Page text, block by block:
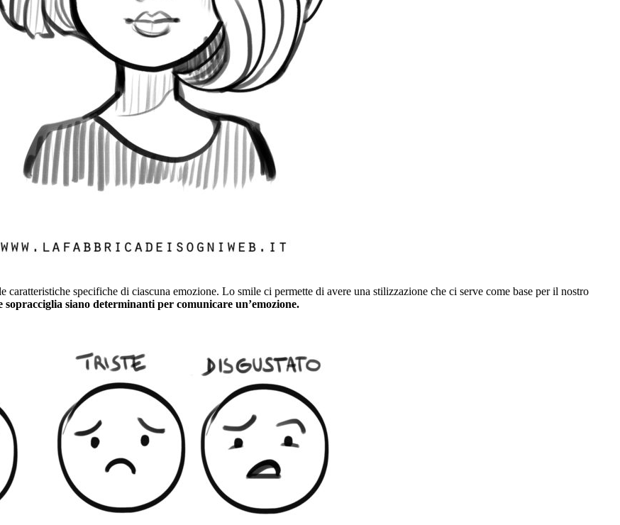
specifiche di ciascuna emozione. Lo smile ci permette di avere una stilizzazione che ci serve come base per il nostro
sopracciglia siano determinanti per comunicare un’emozione.